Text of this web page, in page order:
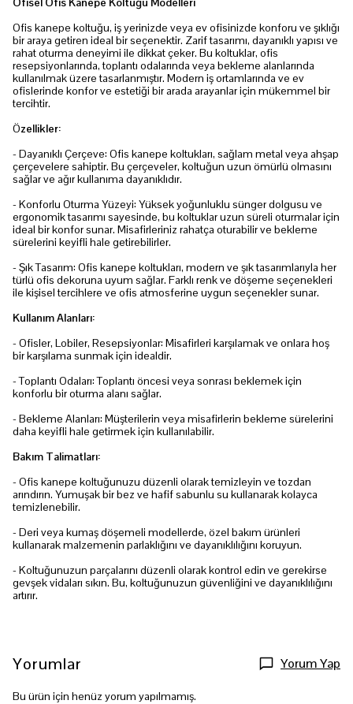
Ofis kanepe koltuğu, iş yerinizde veya ev ofisinizde konforu ve şıklığı
bir araya getiren ideal bir seçenektir. Zarif tasarımı, dayanıklı yapısı ve
rahat oturma deneyimi ile dikkat çeker. Bu koltuklar, ofis
resepsiyonlarında, toplantı odalarında veya bekleme alanlarında
kullanılmak üzere tasarlanmıştır. Modern iş ortamlarında ve ev
ofislerinde konfor ve estetiği bir arada arayanlar için mükemmel bir
tercihtir.
Özellikler:
- Dayanıklı Çerçeve: Ofis kanepe koltukları, sağlam metal veya ahşap
çerçevelere sahiptir. Bu çerçeveler, koltuğun uzun ömürlü olmasını
sağlar ve ağır kullanıma dayanıklıdır.
- Konforlu Oturma Yüzeyi: Yüksek yoğunluklu sünger dolgusu ve
ergonomik tasarımı sayesinde, bu koltuklar uzun süreli oturmalar için
ideal bir konfor sunar. Misafirleriniz rahatça oturabilir ve bekleme
sürelerini keyifli hale getirebilirler.
- Şık Tasarım: Ofis kanepe koltukları, modern ve şık tasarımlarıyla her
türlü ofis dekoruna uyum sağlar. Farklı renk ve döşeme seçenekleri
ile kişisel tercihlere ve ofis atmosferine uygun seçenekler sunar.
Kullanım Alanları:
- Ofisler, Lobiler, Resepsiyonlar: Misafirleri karşılamak ve onlara hoş
bir karşılama sunmak için idealdir.
- Toplantı Odaları: Toplantı öncesi veya sonrası beklemek için
konforlu bir oturma alanı sağlar.
- Bekleme Alanları: Müşterilerin veya misafirlerin bekleme sürelerini
daha keyifli hale getirmek için kullanılabilir.
Bakım Talimatları:
- Ofis kanepe koltuğunuzu düzenli olarak temizleyin ve tozdan
arındırın. Yumuşak bir bez ve hafif sabunlu su kullanarak kolayca
temizlenebilir.
- Deri veya kumaş döşemeli modellerde, özel bakım ürünleri
kullanarak malzemenin parlaklığını ve dayanıklılığını koruyun.
- Koltuğunuzun parçalarını düzenli olarak kontrol edin ve gerekirse
gevşek vidaları sıkın. Bu, koltuğunuzun güvenliğini ve dayanıklılığını
artırır.
Yorumlar Yorum Yap
Bu ürün için henüz yorum yapılmamış.